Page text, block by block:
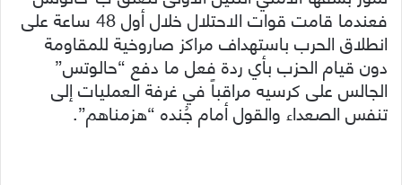
فعندما قامت قوات الاحتلال خلال أول 48 ساعة على
انطلاق الحرب باستهداف مراكز صاروخية للمقاومة
دون قيام الحزب بأي ردة فعل ما دفع “حالوتس”
الجالس على كرسيه مراقباً في غرفة العمليات إلى
تنفس الصعداء والقول أمام جُنده “هزمناهم”.